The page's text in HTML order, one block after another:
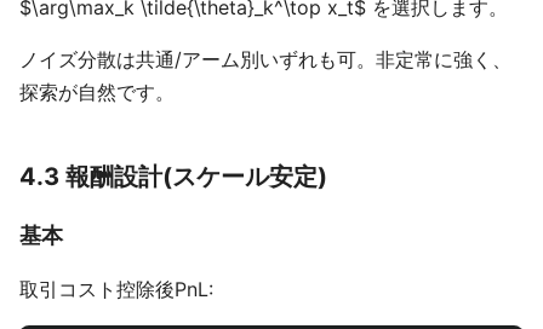
$\arg\max_k \tilde{\theta}_k^\top x_t$ を選択します。
ノイズ分散は共通/アーム別いずれも可。非定常に強く、
探索が自然です。
4.3 報酬設計(スケール安定)
基本
取引コスト控除後PnL: